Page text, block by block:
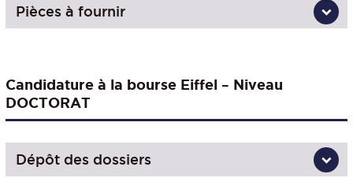
Pièces à fournir
Candidature à la bourse Eiffel – Niveau
DOCTORAT
Dépôt des dossiers